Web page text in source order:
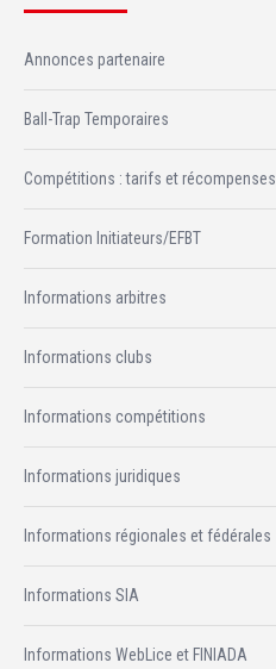
Annonces partenaire
Ball-Trap Temporaires
Compétitions : tarifs et récompenses
Formation Initiateurs/EFBT
Informations arbitres
Informations clubs
Informations compétitions
Informations juridiques
Informations régionales et fédérales
Informations SIA
Informations WebLice et FINIADA